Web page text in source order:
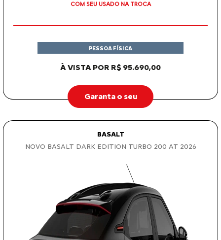
OU TAXA 0%
À VISTA POR R$ 95.690,00
PESSOA FÍSICA
Garanta o seu
BASALT
NOVO BASALT DARK EDITION TURBO 200 AT 2026